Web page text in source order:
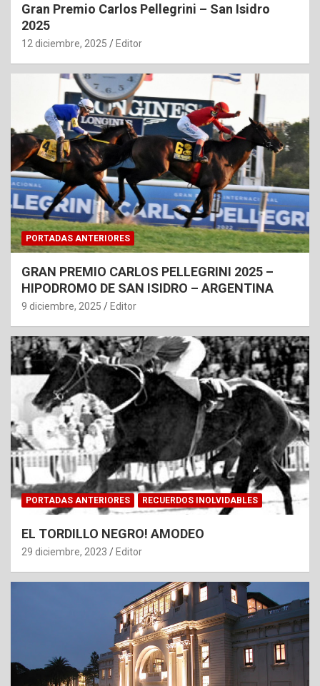
Gran Premio Carlos Pellegrini – San Isidro
2025
12 diciembre, 2025 Editor
PORTADAS ANTERIORES
GRAN PREMIO CARLOS PELLEGRINI 2025 –
HIPODROMO DE SAN ISIDRO – ARGENTINA
9 diciembre, 2025 Editor
PORTADAS ANTERIORES RECUERDOS INOLVIDABLES
EL TORDILLO NEGRO! AMODEO
29 diciembre, 2023 Editor